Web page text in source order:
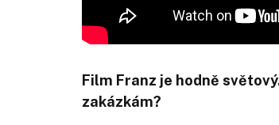
Film Franz je hodně
zakázkám?